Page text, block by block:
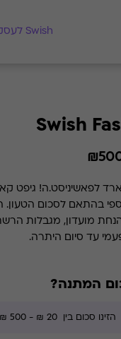
Swish לעסקים
Swish
לפאשיניסט.ה! גיפט
בהתאם לסכום הטעון.
עד סיום היתרה.
המתנה?